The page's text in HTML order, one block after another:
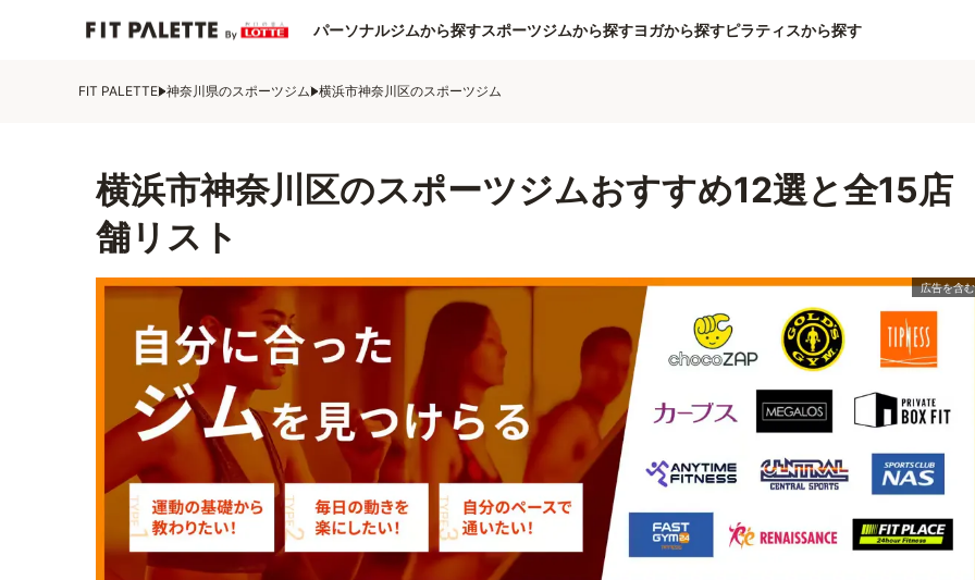
パーソナルジムから探すスポーツジムから探すヨガから探すピラティスから探す
FIT PALETTE 神奈川県のスポーツジム 横浜市神奈川区のスポーツジム
横浜市神奈川区のスポーツジムおすすめ12選と全15店
舗リスト